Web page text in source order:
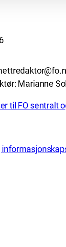
Marianne
til FO sentralt